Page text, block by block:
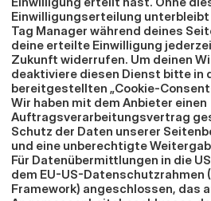
Einwilligungserteilung unterbleibt
Tag Manager während deines
deine erteilte Einwilligung
Zukunft widerrufen. Um deinen
deaktiviere diesen Dienst bitte in
bereitgestellten „Cookie-
Wir haben mit dem Anbieter einen
Auftragsverarbeitungsvertrag
Schutz der Daten unserer
und eine unberechtigte
Für Datenübermittlungen in die
dem EU-US-Datenschutzrahmen
Framework) angeschlossen, das